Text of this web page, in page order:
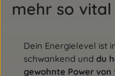
mehr so
Dein Energielevel ist
schwankend und du
gewohnte Power von